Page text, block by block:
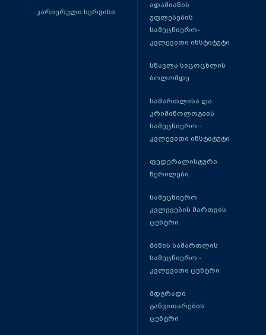
კარიერული სერვისი
ადამიანის
უფლებების
სამეცნიერო-
კვლევითი ინსტიტუტი
სწავლა სიცოცხლის
ბოლომდე
სამართლისა და
კრიმინოლოგიის
სამეცნიერო -
კვლევითი ინსტიტუტი
ფედერალისტური
წერილები
სამეცნიერო
კვლევების მართვის
ცენტრი
მიწის სამართლის
სამეცნიერო -
კვლევითი ცენტრი
მდგრადი
განვითარების
ცენტრი